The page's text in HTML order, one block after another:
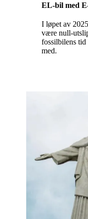
EL-bil med
I løpet av
være null-
fossilbilens tid
med.